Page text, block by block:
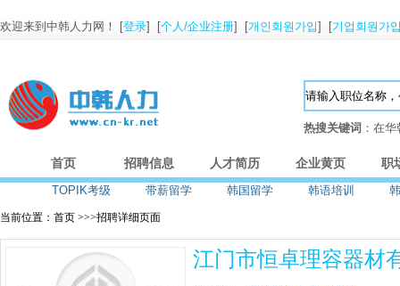
欢迎来到中韩人力网！ [登录] [个人/企业注册] [개인회원가입] [기업회원가
热搜关键词 ：在
首页 招聘信息 人才简历 企业黄页 职
TOPIK考级 带薪留学 韩国留学 韩语培训
当前位置：首页 >>>招聘详细页面
江门市恒卓理容器材